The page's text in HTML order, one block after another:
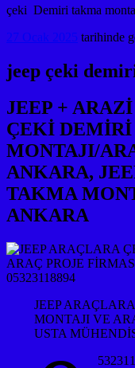
çeki Demiri takma
27 Ocak 2025 tarihinde
jeep çeki
JEEP +
ÇEKİ
MONTAJI/
ANKARA,
TAKMA
ANKARA
JEEP
MONTAJI VE
USTA